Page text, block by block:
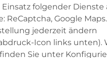
inkl. gesetzlicher
Einsatz folgender Dienste
ReCaptcha, Google
jederzeit ändern
Icon links unten).
Sie unter